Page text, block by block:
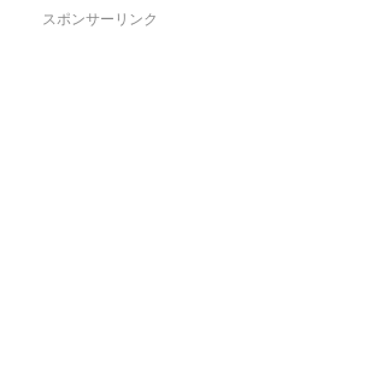
スポンサーリンク